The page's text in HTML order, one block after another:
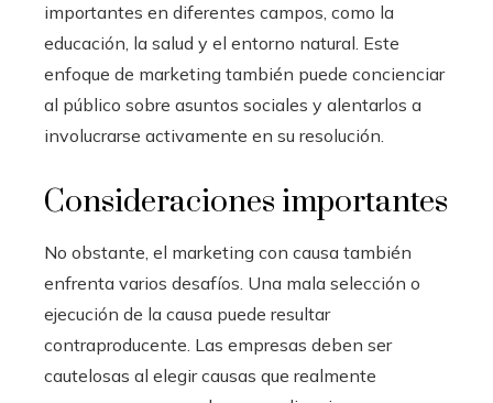
importantes en diferentes campos, como la
educación, la salud y el entorno natural. Este
enfoque de marketing también puede concienciar
al público sobre asuntos sociales y alentarlos a
involucrarse activamente en su resolución.
Consideraciones importantes
No obstante, el marketing con causa también
enfrenta varios desafíos. Una mala selección o
ejecución de la causa puede resultar
contraproducente. Las empresas deben ser
cautelosas al elegir causas que realmente